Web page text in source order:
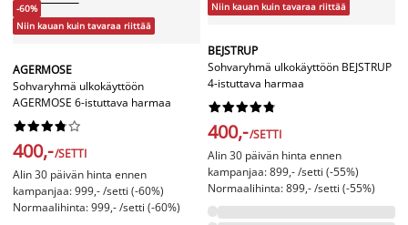
-60%
Niin kauan kuin tavaraa riittää
AGERMOSE
Sohvaryhmä ulkokäyttöön
AGERMOSE 6-istuttava harmaa






400,-/SETTI
Alin 30 päivän hinta ennen
kampanjaa: 999,- /setti (-60%)
Normaalihinta: 999,- /setti (-60%)
Niin kauan kuin tavaraa riittää
BEJSTRUP
Sohvaryhmä ulkokäyttöön BEJSTRUP
4-istuttava harmaa






400,-/SETTI
Alin 30 päivän hinta ennen
kampanjaa: 899,- /setti (-55%)
Normaalihinta: 899,- /setti (-55%)